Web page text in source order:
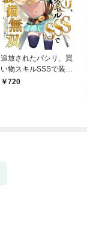
追放されたパシリ、買
い物スキルSSSで装備
無双 ～買ったモノを
720